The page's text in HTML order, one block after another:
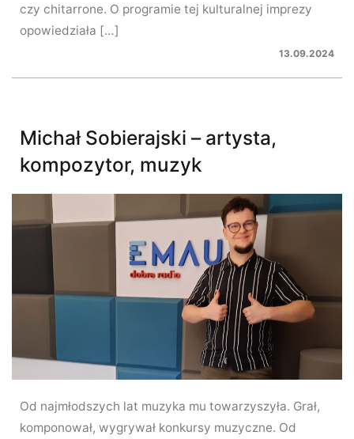
czy chitarrone. O programie tej kulturalnej imprezy
opowiedziała […]
13.09.2024
Michał Sobierajski – artysta,
kompozytor, muzyk
Od najmłodszych lat muzyka mu towarzyszyła. Grał,
komponował, wygrywał konkursy muzyczne. Od